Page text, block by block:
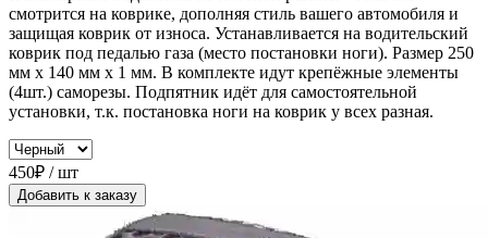
смотрится на коврике, дополняя стиль вашего автомобиля и
защищая коврик от износа. Устанавливается на водительский
коврик под педалью газа (место постановки ноги). Размер 250
мм x 140 мм x 1 мм. В комплекте идут крепёжные элементы
(4шт.) саморезы. Подпятник идёт для самостоятельной
установки, т.к. постановка ноги на коврик у всех разная.
450₽ / шт
Добавить к заказу